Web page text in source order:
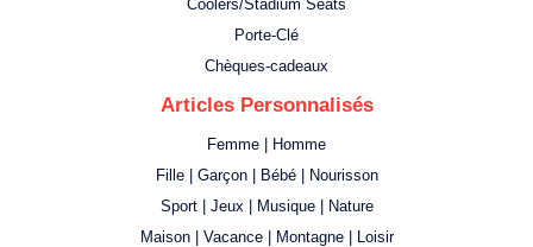
Coolers/Stadium Seats
Porte-Clé
Chèques-cadeaux
Articles Personnalisés
Femme | Homme
Fille | Garçon | Bébé | Nourisson
Sport | Jeux | Musique | Nature
Maison | Vacance | Montagne | Loisir